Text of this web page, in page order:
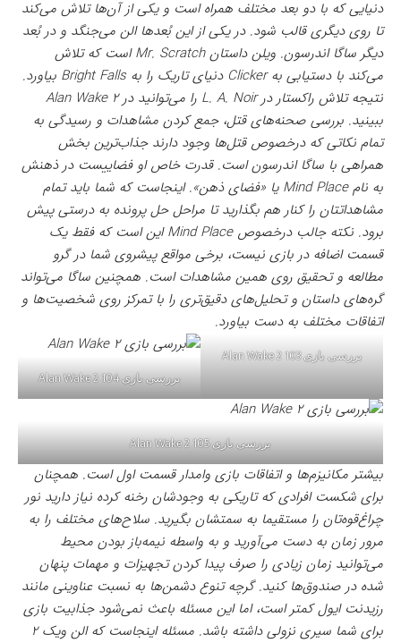
دنیایی که با دو بعد مختلف همراه است و یکی از آن‌ها تلاش می‌کند
تا روی دیگری قالب شود. در یکی از این بُعد‌ها الن می‌جنگد و در بُعد
دیگر ساگا اندرسون. ویلن داستان Mr. Scratch است که تلاش
می‌کند با دستیابی به Clicker دنیای تاریک را به Bright Falls بیاورد.
نتیجه تلاش راکستار در L. A. Noir را می‌توانید در Alan Wake 2
ببینید. بررسی‌ صحنه‌های قتل، جمع کردن مشاهدات و رسیدگی به
تمام نکاتی که درخصوص قتل‌ها وجود دارند جذاب‌ترین بخش
همراهی با ساگا اندرسون است. قدرت خاص او فضاییست در ذهنش
به نام Mind Place یا «فضای ذهن». اینجاست که شما باید تمام
مشاهداتتان را کنار هم بگذارید تا مراحل حل پرونده به درستی پیش
برود. نکته جالب درخصوص Mind Place این است که فقط یک
قسمت اضافه در بازی نیست، برخی مواقع پیشروی شما در گرو
مطالعه و تحقیق روی همین مشاهدات است. همچنین ساگا می‌تواند
گره‌های داستان و تحلیل‌های دقیق‌تری را با تمرکز روی شخصیت‌ها و
اتفاقات مختلف به دست بیاورد.
بررسی بازی Alan Wake 2 103
بررسی بازی Alan Wake 2 104
بررسی بازی Alan Wake 2 105
بیشتر مکانیزم‌ها و اتفاقات بازی وامدار قسمت اول است. همچنان
برای شکست افرادی که تاریکی به وجودشان رخنه کرده نیاز دارید نور
چراغ‌قوه‌تان را مستقیما به سمتشان بگیرید. سلاح‌های مختلف را به
مرور زمان به دست می‌آورید و به واسطه نیمه‌باز بودن محیط
می‌توانید زمان زیادی را صرف پیدا کردن تجهیزات و مهمات پنهان
شده در صندوق‌ها کنید. گرچه تنوع دشمن‌ها به نسبت عناوینی مانند
رزیدنت ایول کمتر است، اما این مسئله باعث نمی‌شود جذابیت بازی
برای شما سیری نزولی داشته باشد. مسئله اینجاست که الن ویک ۲